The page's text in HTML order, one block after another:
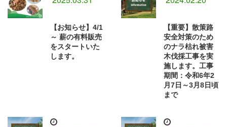
【お知らせ】4/1
～ 薪の有料販売
をスタートいた
します。
【重要】散策路
安全対策のため
のナラ枯れ被害
木伐採工事を実
施します。工事
期間：令和6年2
月7日～3月8日頃
まで